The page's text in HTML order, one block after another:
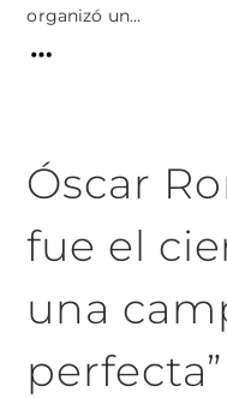
organizó un...
Óscar
fue el
una
perfecta”